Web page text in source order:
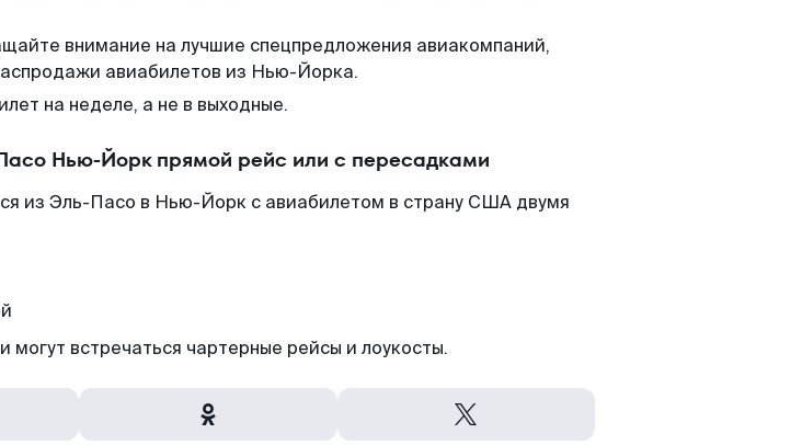
внимание на лучшие спецпредложения авиакомпаний,
авиабилетов из Нью-Йорка.
на неделе, а не в выходные.
Нью-Йорк прямой рейс или с пересадками
из Эль-Пасо в Нью-Йорк с авиабилетом в страну США двумя
могут встречаться чартерные рейсы и лоукосты.